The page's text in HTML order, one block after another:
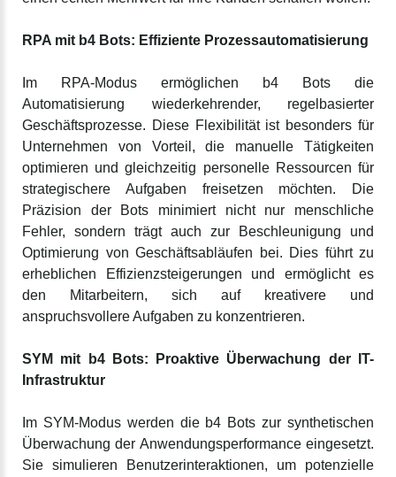
RPA mit b4 Bots: Effiziente Prozessautomatisierung
Im RPA-Modus ermöglichen b4 Bots die
Automatisierung wiederkehrender, regelbasierter
Geschäftsprozesse. Diese Flexibilität ist besonders für
Unternehmen von Vorteil, die manuelle Tätigkeiten
optimieren und gleichzeitig personelle Ressourcen für
strategischere Aufgaben freisetzen möchten. Die
Präzision der Bots minimiert nicht nur menschliche
Fehler, sondern trägt auch zur Beschleunigung und
Optimierung von Geschäftsabläufen bei. Dies führt zu
erheblichen Effizienzsteigerungen und ermöglicht es
den Mitarbeitern, sich auf kreativere und
anspruchsvollere Aufgaben zu konzentrieren.
SYM mit b4 Bots: Proaktive Überwachung der IT-
Infrastruktur
Im SYM-Modus werden die b4 Bots zur synthetischen
Überwachung der Anwendungsperformance eingesetzt.
Sie simulieren Benutzerinteraktionen, um potenzielle